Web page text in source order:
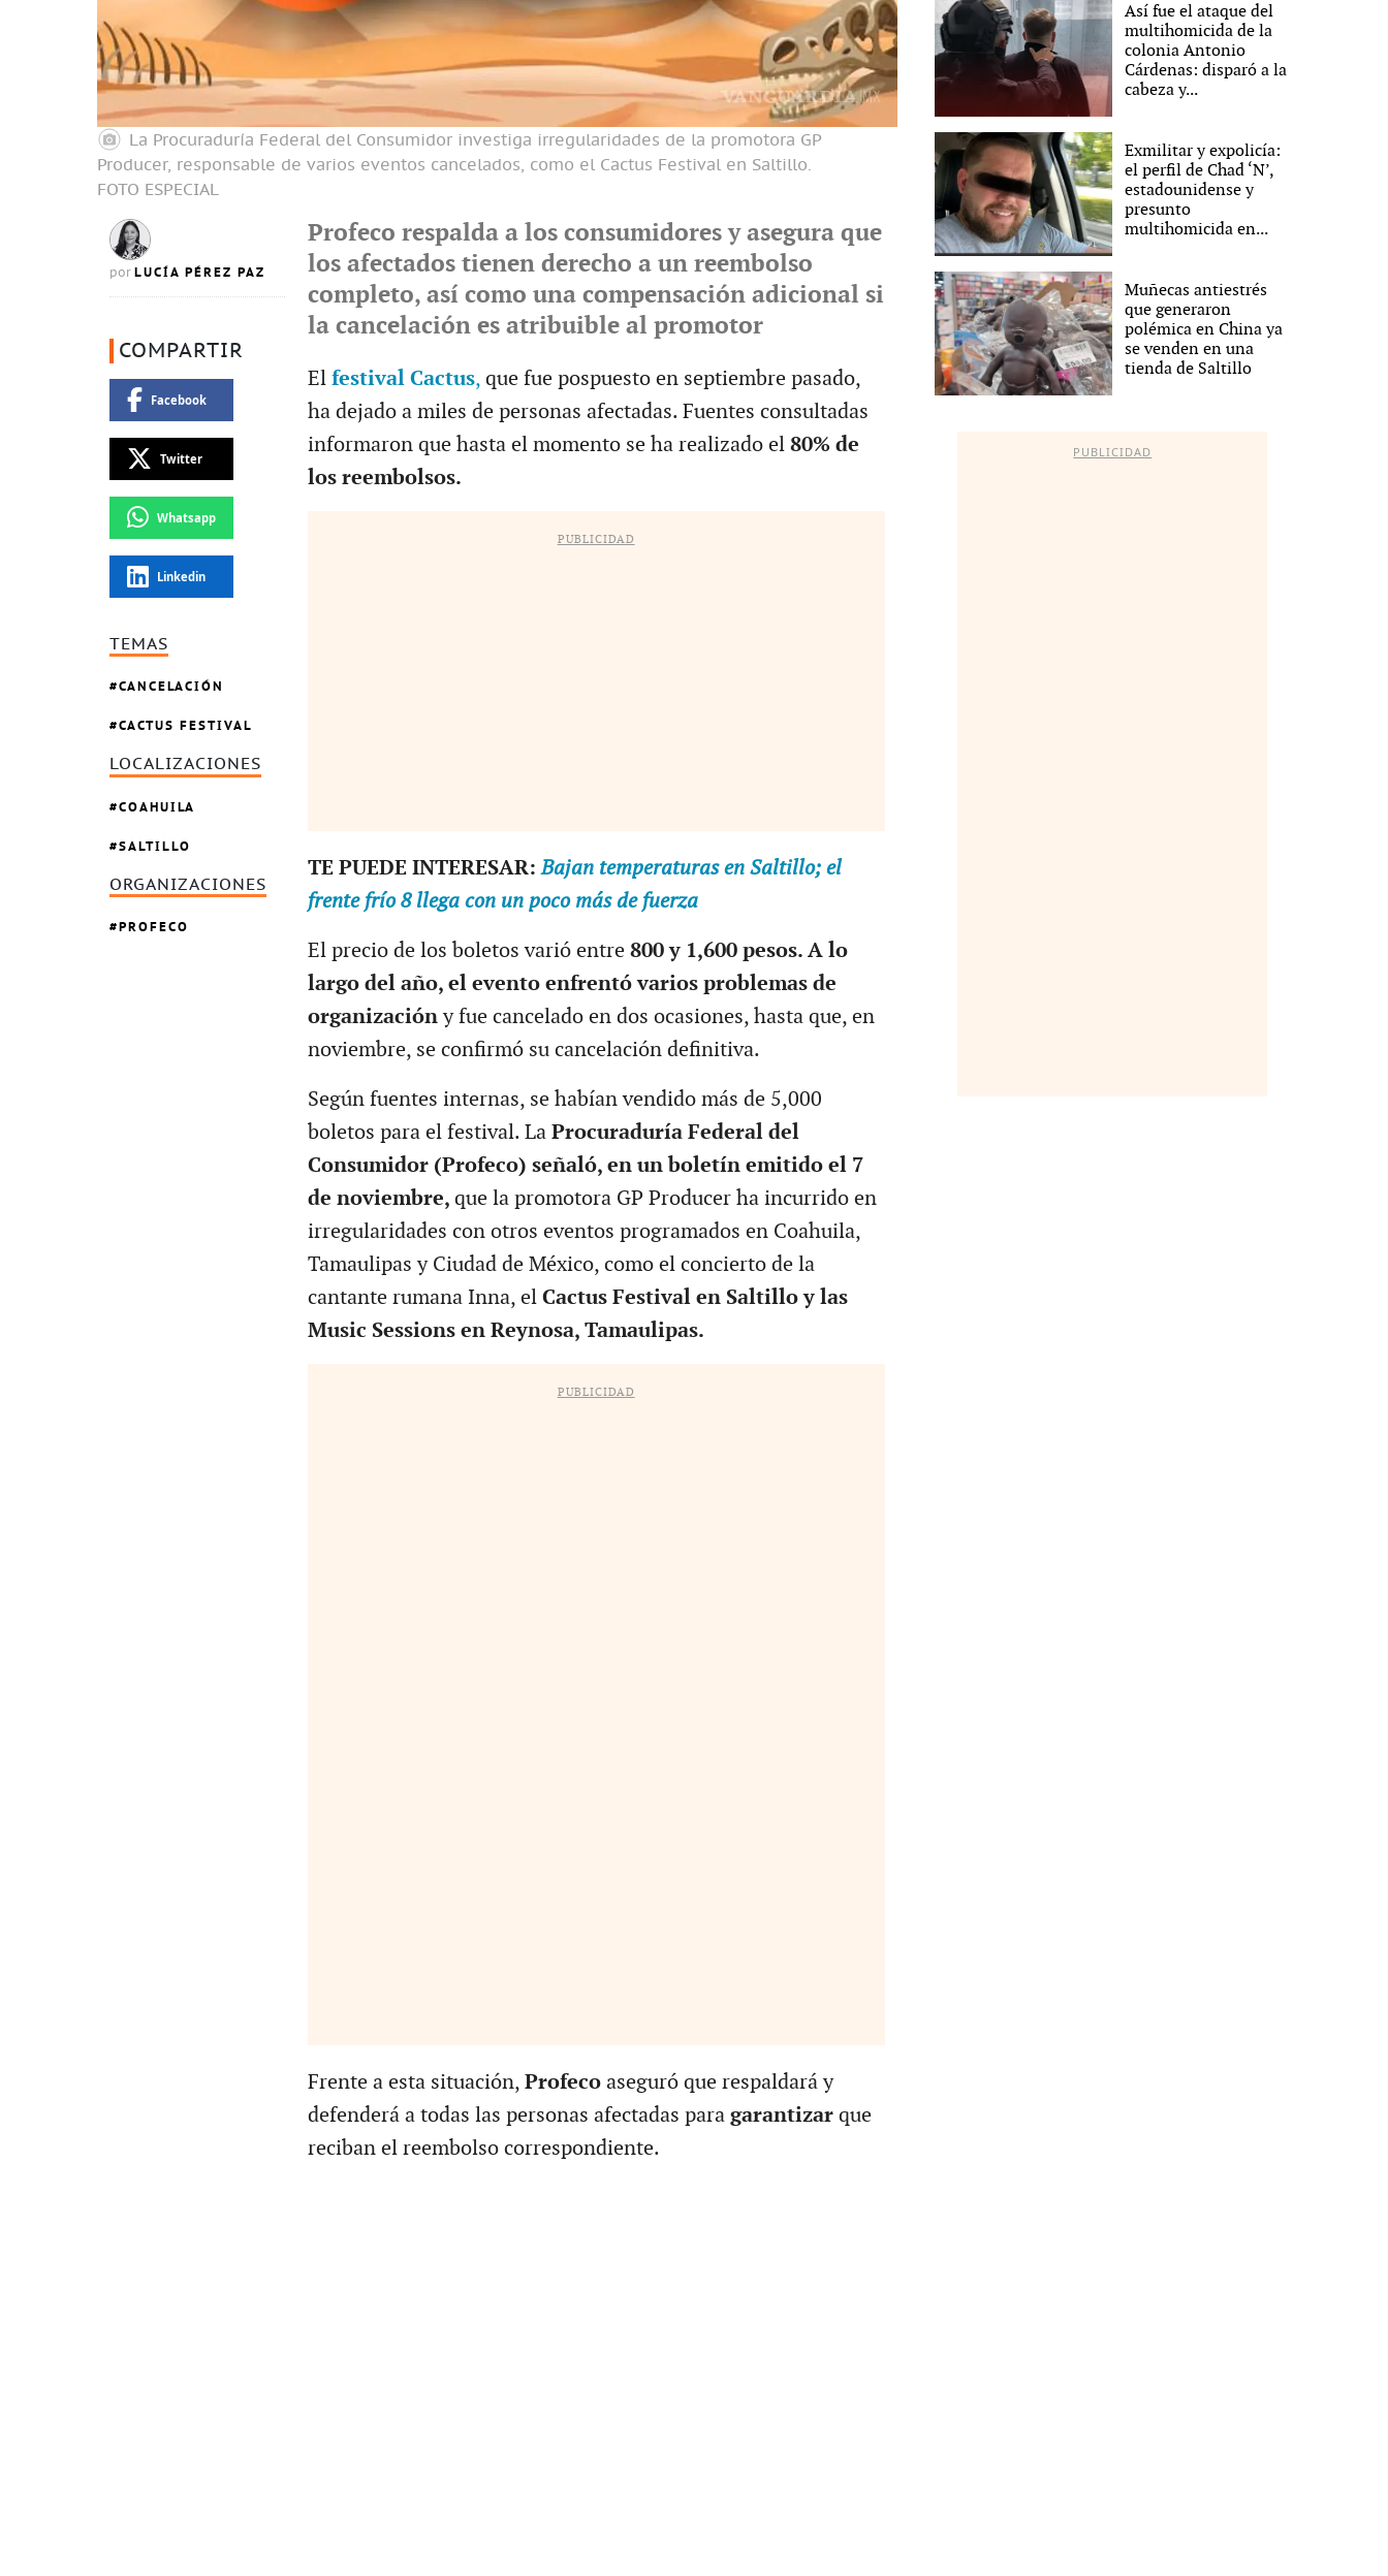
La Procuraduría Federal del Consumidor investiga irregularidades de la promotora GP
Producer, responsable de varios eventos cancelados, como el Cactus Festival en Saltillo.
FOTO ESPECIAL
por LUCÍA PÉREZ PAZ
COMPARTIR
Facebook
Twitter
Whatsapp
Linkedin
TEMAS
CANCELACIÓN
CACTUS FESTIVAL
LOCALIZACIONES
COAHUILA
SALTILLO
ORGANIZACIONES
PROFECO
Profeco respalda a los consumidores y asegura que
los afectados tienen derecho a un reembolso
completo, así como una compensación adicional si
la cancelación es atribuible al promotor
El festival Cactus,que fue pospuesto en septiembre pasado,
ha dejado a miles de personas afectadas. Fuentes consultadas
informaron que hasta el momento se ha realizado el80% de
los reembolsos.
PUBLICIDAD
TE PUEDE INTERESAR:Bajan temperaturas en Saltillo; el
frente frío 8 llega con un poco más de fuerza
El precio de los boletos varió entre 800 y 1,600 pesos. A lo
largo del año, el evento enfrentó varios problemas de
organizacióny fue cancelado en dos ocasiones, hasta que, en
noviembre, se confirmó su cancelación definitiva.
Según fuentes internas, se habían vendido más de 5,000
boletos para el festival. La Procuraduría Federal del
Consumidor (Profeco) señaló, en un boletín emitido el 7
de noviembre, que la promotora GP Producer ha incurrido en
irregularidades con otros eventos programados en Coahuila,
Tamaulipas y Ciudad de México, como el concierto de la
cantante rumana Inna, el Cactus Festival en Saltillo y las
Music Sessions en Reynosa, Tamaulipas.
PUBLICIDAD
Frente a esta situación, Profeco aseguró que respaldará y
defenderá a todas las personas afectadas para garantizar que
reciban el reembolso correspondiente.
Así fue el ataque del
multihomicida de la
colonia Antonio
Cárdenas: disparó a la
cabeza y...
Exmilitar y expolicía:
el perfil de Chad ‘N’,
estadounidense y
presunto
multihomicida en...
Muñecas antiestrés
que generaron
polémica en China ya
se venden en una
tienda de Saltillo
PUBLICIDAD